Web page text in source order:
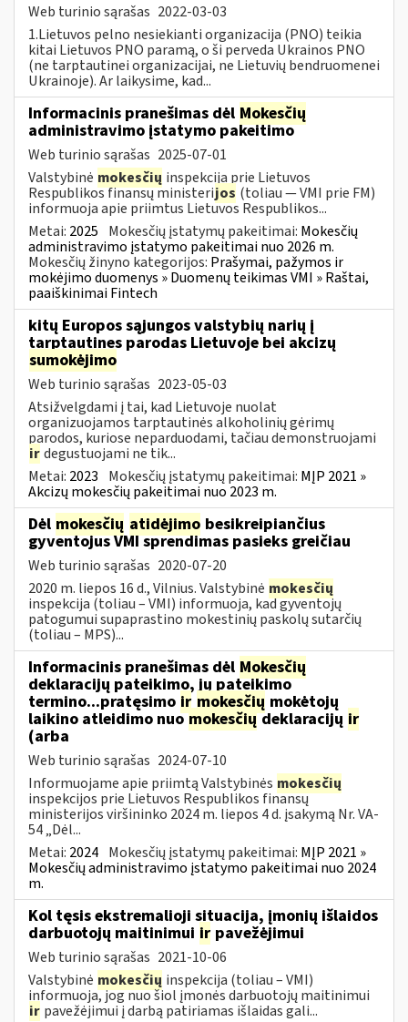
Web turinio sąrašas 2022-03-03
1.Lietuvos pelno nesiekianti organizacija (PNO) teikia
kitai Lietuvos PNO paramą, o ši perveda Ukrainos PNO
(ne tarptautinei organizacijai, ne Lietuvių bendruomenei
Ukrainoje). Ar laikysime, kad...
Informacinis pranešimas dėl Mokesčių
administravimo įstatymo pakeitimo
Web turinio sąrašas 2025-07-01
Valstybinė mokesčių inspekcija prie Lietuvos
Respublikos finansų ministerijos (toliau — VMI prie FM)
informuoja apie priimtus Lietuvos Respublikos...
Metai: 2025 Mokesčių įstatymų pakeitimai: Mokesčių
administravimo įstatymo pakeitimai nuo 2026 m.
Mokesčių žinyno kategorijos: Prašymai, pažymos ir
mokėjimo duomenys » Duomenų teikimas VMI » Raštai,
paaiškinimai Fintech
kitų Europos sąjungos valstybių narių į
tarptautines parodas Lietuvoje bei akcizų
sumokėjimo
Web turinio sąrašas 2023-05-03
Atsižvelgdami į tai, kad Lietuvoje nuolat
organizuojamos tarptautinės alkoholinių gėrimų
parodos, kuriose neparduodami, tačiau demonstruojami
irdegustuojami ne tik...
Metai: 2023 Mokesčių įstatymų pakeitimai: MĮP 2021 »
Akcizų mokesčių pakeitimai nuo 2023 m.
Dėl mokesčių atidėjimo besikreipiančius
gyventojus VMI sprendimas pasieks greičiau
Web turinio sąrašas 2020-07-20
2020 m. liepos 16 d., Vilnius. Valstybinė mokesčių
inspekcija (toliau – VMI) informuoja, kad gyventojų
patogumui supaprastino mokestinių paskolų sutarčių
(toliau – MPS)...
Informacinis pranešimas dėl Mokesčių
deklaracijų pateikimo, jų pateikimo
termino...pratęsimo ir mokesčių mokėtojų
laikino atleidimo nuomokesčiųdeklaracijų ir
(arba
Web turinio sąrašas 2024-07-10
Informuojame apie priimtą Valstybinės mokesčių
inspekcijos prie Lietuvos Respublikos finansų
ministerijos viršininko 2024 m. liepos 4 d. įsakymą Nr. VA-
54 „Dėl...
Metai: 2024 Mokesčių įstatymų pakeitimai: MĮP 2021 »
Mokesčių administravimo įstatymo pakeitimai nuo 2024
m.
Kol tęsis ekstremalioji situacija, įmonių išlaidos
darbuotojų maitinimui ir pavežėjimui
Web turinio sąrašas 2021-10-06
Valstybinė mokesčių inspekcija (toliau – VMI)
informuoja, jog nuo šiol įmonės darbuotojų maitinimui
ir pavežėjimui į darbą patiriamas išlaidas gali...